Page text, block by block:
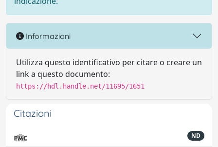
Informazioni
Utilizza questo identificativo per citare o creare un
link a questo documento:
https://hdl.handle.net/11695/1651
Citazioni
ND